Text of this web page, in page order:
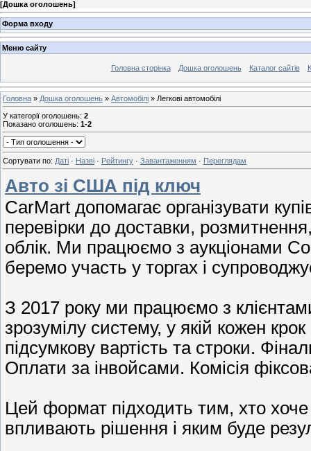
[Дошка оголошень]
Форма входу
Меню сайту
Головна сторінка Дошка оголошень Каталог сайтів
Головна » Дошка оголошень » Автомобілі » Легкові автомобілі
У категорії оголошень: 2
Показано оголошень: 1-2
Сортувати по: Даті · Назві · Рейтингу · Завантаженням · Переглядам
Авто зі США під ключ
CarMart допомагає організувати
перевірки до доставки,
облік. Ми працюємо з аукціонами
беремо участь у торгах і
З 2017 року ми працюємо з
зрозумілу систему, у якій кожен
підсумкову вартість та строки.
Оплати за інвойсами. Комісія
Цей формат підходить тим, хто
впливають рішення і яким буде